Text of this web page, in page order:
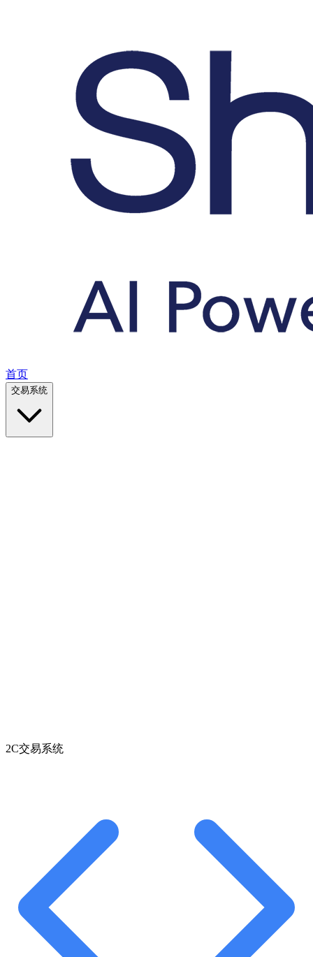
首页
交易系统
2C交易系统